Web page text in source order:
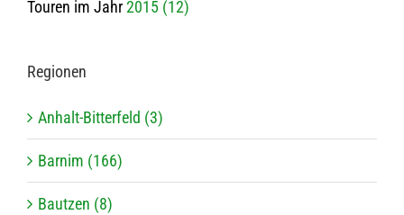
Touren im Jahr2015 (12)
Regio­nen
Anhalt-Bitterfeld (3)
Barnim (166)
Bautzen (8)